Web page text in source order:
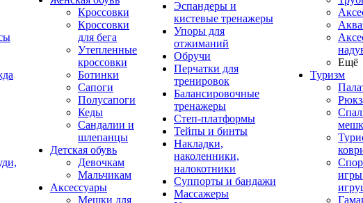
Кроссовки
Кроссовки
для бега
Утепленные
кроссовки
Ботинки
Сапоги
Полусапоги
Кеды
Сандалии и
шлепанцы
Детская обувь
Девочкам
Мальчикам
Аксессуары
Мешки для
Эспандеры и
кистевые тренажеры
Упоры для
отжиманий
Обручи
Перчатки для
тренировок
Балансировочные
тренажеры
Степ-платформы
Тейпы и бинты
Накладки,
наколенники,
налокотники
Суппорты и бандажи
Массажеры
Ещё
Туризм